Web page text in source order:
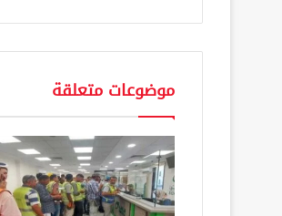
موضوعات متعلقة